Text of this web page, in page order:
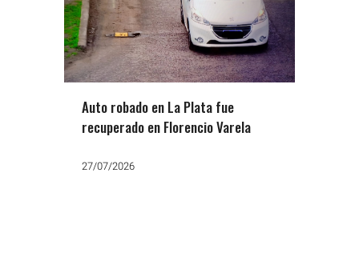
Auto robado en La Plata fue
recuperado en Florencio Varela
27/07/2026